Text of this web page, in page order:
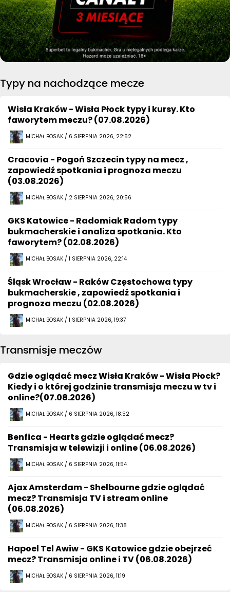
Typy na nachodzące mecze
Wisła Kraków - Wisła Płock typy i kursy. Kto
faworytem meczu? (07.08.2026)
MICHAŁ BOSAK / 6 SIERPNIA 2026, 22:52
Cracovia - Pogoń Szczecin typy na mecz ,
zapowiedź spotkania i prognoza meczu
(03.08.2026)
MICHAŁ BOSAK / 2 SIERPNIA 2026, 20:56
GKS Katowice - Radomiak Radom typy
bukmacherskie i analiza spotkania. Kto
faworytem? (02.08.2026)
MICHAŁ BOSAK / 1 SIERPNIA 2026, 22:14
Śląsk Wrocław - Raków Częstochowa typy
bukmacherskie , zapowiedź spotkania i
prognoza meczu (02.08.2026)
MICHAŁ BOSAK / 1 SIERPNIA 2026, 19:37
Transmisje meczów
Gdzie oglądać mecz Wisła Kraków - Wisła Płock?
Kiedy i o której godzinie transmisja meczu w tv i
online?(07.08.2026)
MICHAŁ BOSAK / 6 SIERPNIA 2026, 18:52
Benfica - Hearts gdzie oglądać mecz?
Transmisja w telewizji i online (06.08.2026)
MICHAŁ BOSAK / 6 SIERPNIA 2026, 11:54
Ajax Amsterdam - Shelbourne gdzie oglądać
mecz? Transmisja TV i stream online
(06.08.2026)
MICHAŁ BOSAK / 6 SIERPNIA 2026, 11:38
Hapoel Tel Awiw - GKS Katowice gdzie obejrzeć
mecz? Transmisja online i TV (06.08.2026)
MICHAŁ BOSAK / 6 SIERPNIA 2026, 11:19